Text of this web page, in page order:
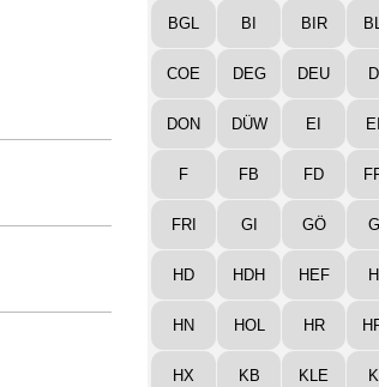
BGL BI BIR
COE DEG DEU
DON DÜW EI
F FB FD
FRI GI GÖ
HD HDH HEF
HN HOL HR
HX KB KLE